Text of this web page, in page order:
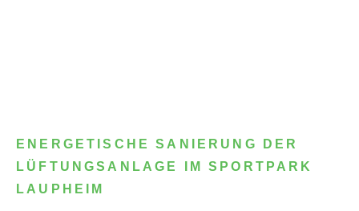
ENERGETISCHE SANIERUNG DER
LÜFTUNGSANLAGE IM SPORTPARK
LAUPHEIM